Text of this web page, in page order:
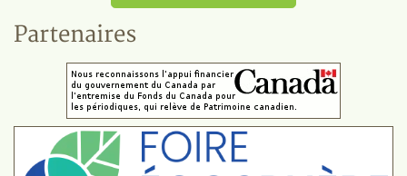
Partenaires